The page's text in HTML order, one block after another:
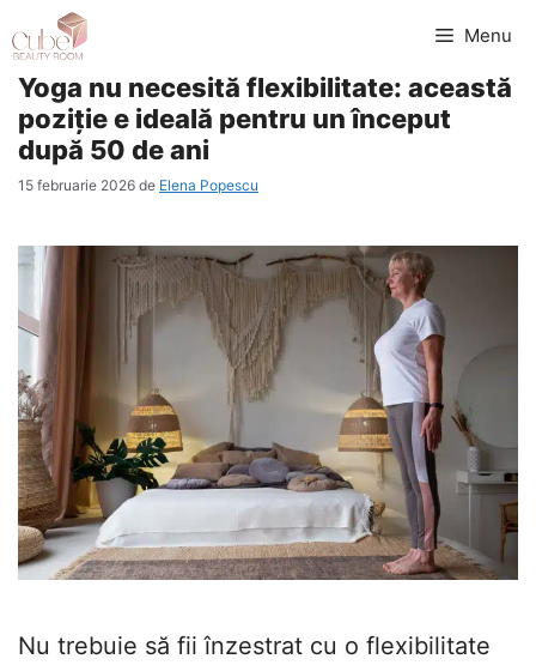
la
conținut
Menu
Yoga nu necesită flexibilitate: această
poziție e ideală pentru un început
după 50 de ani
15 februarie 2026 de Elena Popescu
Nu trebuie să fii înzestrat cu o flexibilitate